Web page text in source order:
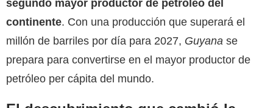
segundo mayor productor de petróleo del
continente. Con una producción que superará el
millón de barriles por día para 2027, Guyana se
prepara para convertirse en el mayor productor de
petróleo per cápita del mundo.